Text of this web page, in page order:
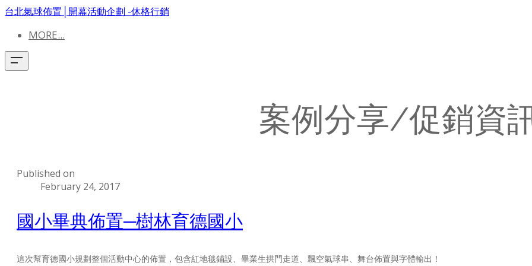
台北氣球佈置│開幕活動企劃 -休格行銷
MORE...
案例分享/促銷資
Published on
February 24, 2017
國小畢典佈置─樹林育德國小
這次幫育德國小規劃整個活動中心的佈置，包含紅地毯鋪設、畢業生拱門走道、飄空氣球串、舞台佈置與字體輸出！